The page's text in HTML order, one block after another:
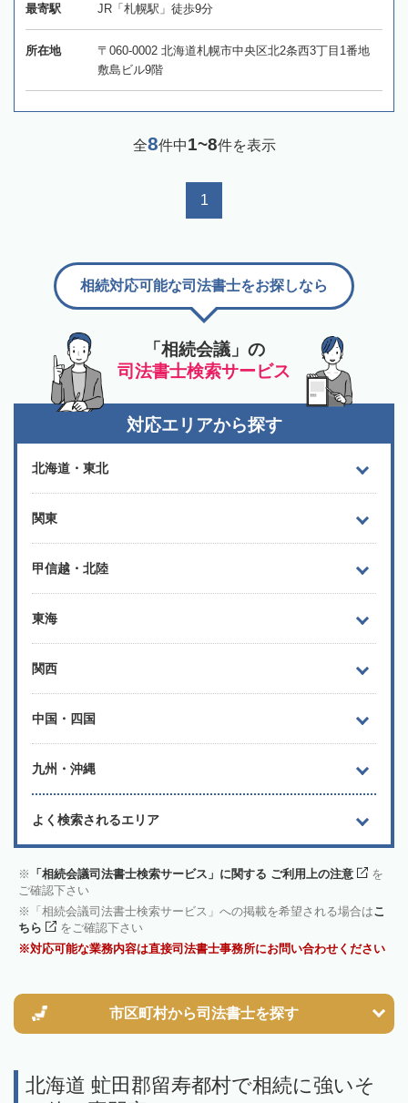
最寄駅 JR「札幌駅」徒歩9分
所在地
〒060-0002 北海道札幌市中央区北2条西3丁目1番地
敷島ビル9階
全8件中1~8件を表示
1
「相続会議」の
司法書士検索サービス
相続対応可能な司法書士をお探しなら
対応エリアから探す
北海道・東北
関東
甲信越・北陸
東海
関西
中国・四国
九州・沖縄
よく検索されるエリア
「相続会議司法書士検索サービス」に関する ご利用上の注意
を
ご確認下さい
「相続会議司法書士検索サービス」への掲載を希望される場合はこ
ちら
をご確認下さい
対応可能な業務内容は直接司法書士事務所にお問い合わせください
市区町村から司法書士を探す
北海道 虻田郡留寿都村で相続に強いそ